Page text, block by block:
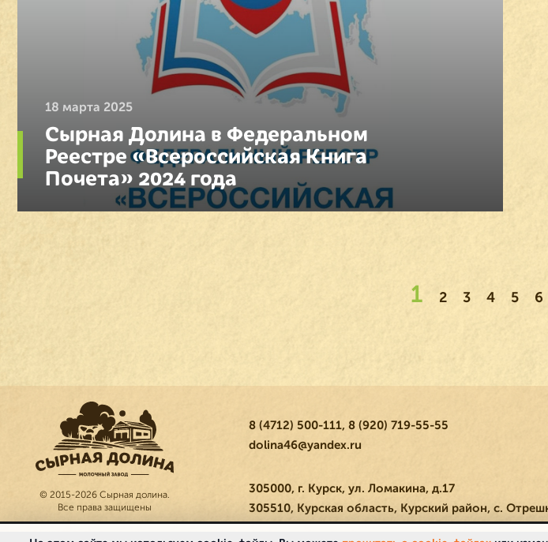
18 марта 2025
Сырная Долина в Федеральном
Реестре «Всероссийская Книга
Почета» 2024 года
1 2 3 4 5 6
8 (4712) 500-111, 8 (920) 719-55-55
dolina46@yandex.ru
305000, г. Курск, ул. Ломакина, д.17
305510, Курская область, Курский район, с.
© 2015-2026 Сырная долина.
Все права защищены